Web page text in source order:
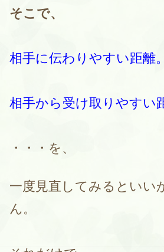
そこで、
相手に伝わりやすい距離。
相手から受け取りやすい
・・・を、
一度見直してみるといい
ん。